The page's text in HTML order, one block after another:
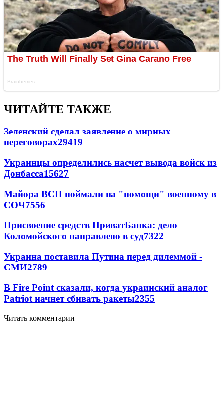
ЧИТАЙТЕ ТАКЖЕ
Зеленский сделал заявление о мирных
переговорах29419
Украинцы определились насчет вывода войск из
Донбасса15627
Майора ВСП поймали на "помощи" военному в
СОЧ7556
Присвоение средств ПриватБанка: дело
Коломойского направлено в суд7322
Украина поставила Путина перед дилеммой -
СМИ2789
В Fire Point сказали, когда украинский аналог
Patriot начнет сбивать ракеты2355
Читать комментарии